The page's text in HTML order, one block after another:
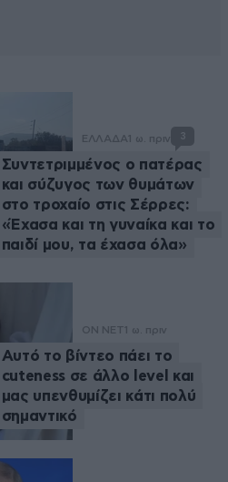
ΕΛΛΑΔΑ 1 ω. πριν 3
Συντετριμμένος ο πατέρας
και σύζυγος των θυμάτων
στο τροχαίο στις Σέρρες:
«Έχασα και τη γυναίκα και το
παιδί μου, τα έχασα όλα»
ON NET 1 ω. πριν
Αυτό το βίντεο πάει το
cuteness σε άλλο level και
μας υπενθυμίζει κάτι πολύ
σημαντικό